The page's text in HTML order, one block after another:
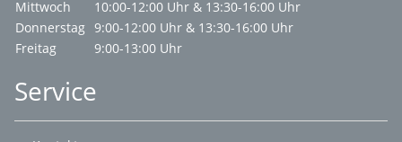
Mittwoch
10:00-12:00 Uhr & 13:30-16:00 Uhr
Donnerstag 9:00-12:00 Uhr & 13:30-16:00 Uhr
Freitag
9:00-13:00 Uhr
Service